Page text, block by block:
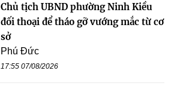
Chủ tịch UBND phường Ninh Kiều
đối thoại để tháo gỡ vướng mắc từ cơ
sở
Phú Đức
17:55 07/08/2026